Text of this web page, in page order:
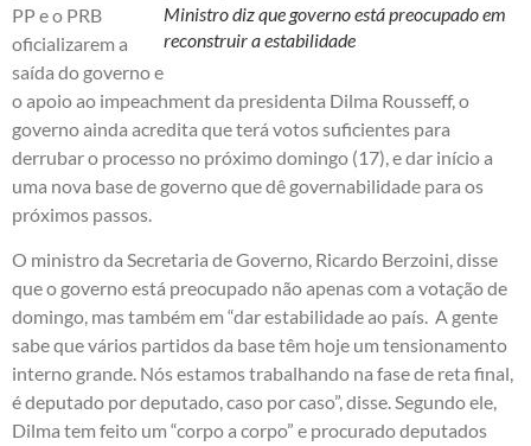
Ministro diz que governo está preocupado em
reconstruir a estabilidade
PP e o PRB
oficializarem a
saída do governo e
o apoio ao impeachment da presidenta Dilma Rousseff, o
governo ainda acredita que terá votos suficientes para
derrubar o processo no próximo domingo (17), e dar início a
uma nova base de governo que dê governabilidade para os
próximos passos.
O ministro da Secretaria de Governo, Ricardo Berzoini, disse
que o governo está preocupado não apenas com a votação de
domingo, mas também em “dar estabilidade ao país. A gente
sabe que vários partidos da base têm hoje um tensionamento
interno grande. Nós estamos trabalhando na fase de reta final,
é deputado por deputado, caso por caso”, disse. Segundo ele,
Dilma tem feito um “corpo a corpo” e procurado deputados